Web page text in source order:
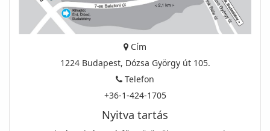
Cím
1224 Budapest, Dózsa György út 105.
Telefon
+36-1-424-1705
Nyitva tartás